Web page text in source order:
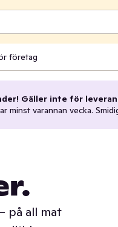
företag
Gäller inte för
minst varannan vecka.
på all mat